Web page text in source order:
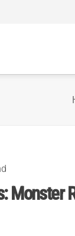
Monster